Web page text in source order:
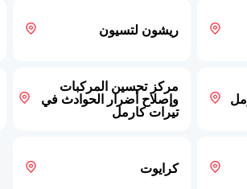
ريشون لتسيون
مركز تحسين المركبات
وإصلاح أضرار الحوادث في
تيرات كارمل
كرايوت